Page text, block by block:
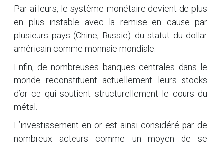
Par ailleurs, le système monétaire devient de plus
en plus instable avec la remise en cause par
plusieurs pays (Chine, Russie) du statut du dollar
américain comme monnaie mondiale.
Enfin, de nombreuses banques centrales dans le
monde reconstituent actuellement leurs stocks
d’or ce qui soutient structurellement le cours du
métal.
L’investissement en or est ainsi considéré par de
nombreux acteurs comme un moyen de se